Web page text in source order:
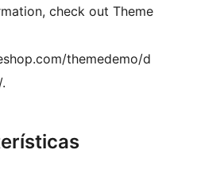
check out Theme
themedemo/d